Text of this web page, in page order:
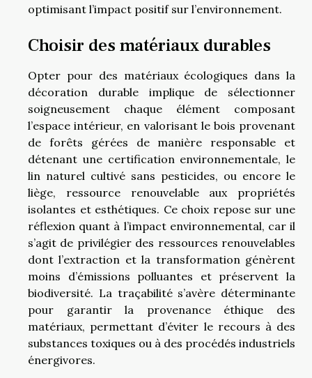
optimisant l’impact positif sur l’environnement.
Choisir des matériaux durables
Opter pour des matériaux écologiques dans la
décoration durable implique de sélectionner
soigneusement chaque élément composant
l’espace intérieur, en valorisant le bois provenant
de forêts gérées de manière responsable et
détenant une certification environnementale, le
lin naturel cultivé sans pesticides, ou encore le
liège, ressource renouvelable aux propriétés
isolantes et esthétiques. Ce choix repose sur une
réflexion quant à l’impact environnemental, car il
s’agit de privilégier des ressources renouvelables
dont l’extraction et la transformation génèrent
moins d’émissions polluantes et préservent la
biodiversité. La traçabilité s’avère déterminante
pour garantir la provenance éthique des
matériaux, permettant d’éviter le recours à des
substances toxiques ou à des procédés industriels
énergivores.